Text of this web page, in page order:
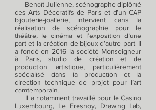
Benoît Julienne, scénographe diplômé
des Arts Décoratifs de Paris et d’un CAP
bijouterie-joallerie, intervient dans la
réalisation de scénographie pour le
théâtre, le cinéma et l’exposition d’une
part et la création de bijoux d’autre part. Il
a fondé en 2016 la société Monseigneur
à Paris, studio de création et de
production artistique, particulièrement
spécialisé dans la production et la
direction technique de projet pour l’art
comtemporain.
Il a notamment travaillé pour le Casino
Luxembourg, Le Fresnoy, Drawing Lab,